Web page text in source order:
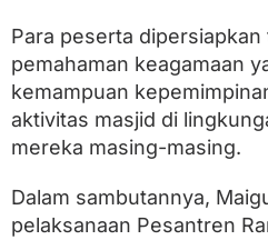
n
K
h
u
s
u
s
S
P
/
Para peserta
pemahaman keagamaan
kemampuan
aktivitas masjid di
mereka masing-masing.
Dalam sambutannya,
pelaksanaan Pesantren